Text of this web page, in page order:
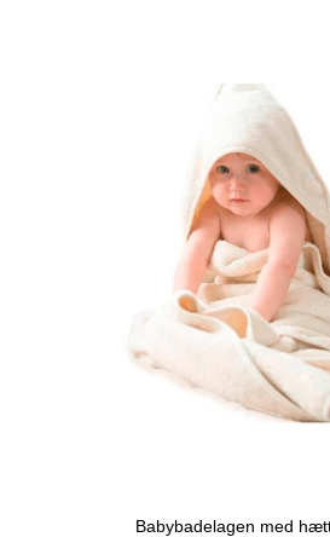
Babybadelagen med